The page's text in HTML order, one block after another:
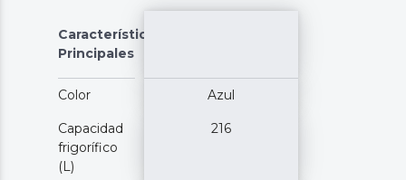
Características
Principales
Color Azul
Capacidad
frigorífico
(L)
216